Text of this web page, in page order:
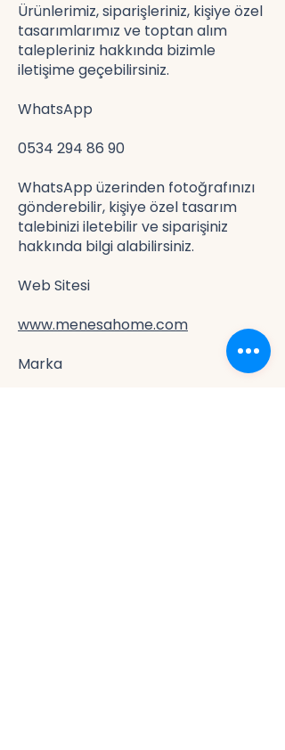
Ürünlerimiz, siparişleriniz, kişiye özel
tasarımlarımız ve toptan alım
talepleriniz hakkında bizimle
iletişime geçebilirsiniz.
WhatsApp
0534 294 86 90
WhatsApp üzerinden fotoğrafınızı
gönderebilir, kişiye özel tasarım
talebinizi iletebilir ve siparişiniz
hakkında bilgi alabilirsiniz.
Web Sitesi
www.menesahome.com
Marka